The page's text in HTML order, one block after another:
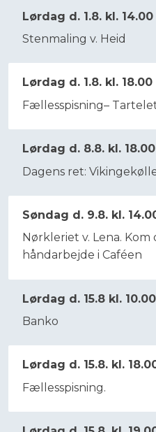
Lørdag d. 1.8. kl. 14.00
Stenmaling v. Heid
Lørdag d. 1.8. kl. 18.00
Fællesspisning–
Lørdag d. 8.8. kl. 18.00
Dagens ret:
Søndag d. 9.8. kl.
Nørkleriet v. Lena.
håndarbejde i Caféen​
Lørdag d. 15.8 kl. 10.00
Banko​
Lørdag d. 15.8. kl.
Fællesspisning.